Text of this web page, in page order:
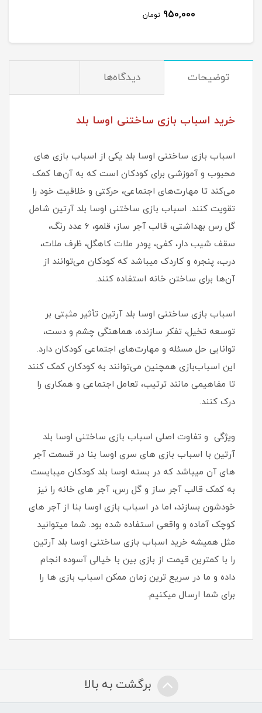
950,000 تومان
توضیحات دیدگاه‌ها
خرید اسباب بازی ساختنی اوسا بلد
اسباب بازی ساختنی اوسا بلد یکی از اسباب‌ بازی‌ های
محبوب و آموزشی برای کودکان است که به آن‌ها کمک
می‌کند تا مهارت‌های اجتماعی، حرکتی و خلاقیت خود را
تقویت کنند. اسباب بازی ساختنی اوسا بلد آرتین شامل
گل رس بهداشتی، قالب آجر ساز، قلمو، 6 عدد رنگ،
سقف شیب دار، کفی، پودر ملات کاهگل، ظرف ملات،
درب، پنجره و کاردک میباشد که کودکان می‌توانند از
آن‌ها برای ساختن خانه‌ استفاده کنند.
اسباب بازی ساختنی اوسا بلد آرتین تأثیر مثبتی بر
توسعه تخیل، تفکر سازنده، هماهنگی چشم و دست،
توانایی حل مسئله و مهارت‌های اجتماعی کودکان دارد.
این اسباب‌بازی‌ همچنین می‌توانند به کودکان کمک کنند
تا مفاهیمی مانند ترتیب، تعامل اجتماعی و همکاری را
درک کنند.
ویژگی و تفاوت اصلی اسباب بازی ساختنی اوسا بلد
آرتین با اسباب بازی های سری اوسا بنا در قسمت آجر
های آن میباشد که در بسته اوسا بلد کودکان میبایست
به کمک قالب آجر ساز و گل رس، آجر های خانه را نیز
خودشون بسازند، اما در اسباب بازی اوسا بنا از آجر های
کوچک آماده و واقعی استفاده شده بود. شما میتوانید
مثل همیشه خرید اسباب بازی ساختنی اوسا بلد آرتین
را با کمترین قیمت از بازی بین با خیالی آسوده انجام
داده و ما در سریع ترین زمان ممکن اسباب بازی ها را
برای شما ارسال میکنیم.
برگشت به بالا